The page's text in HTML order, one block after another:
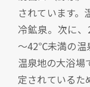
されています
冷鉱泉。次に
～42℃未満の温
温泉地の大浴
定されているた